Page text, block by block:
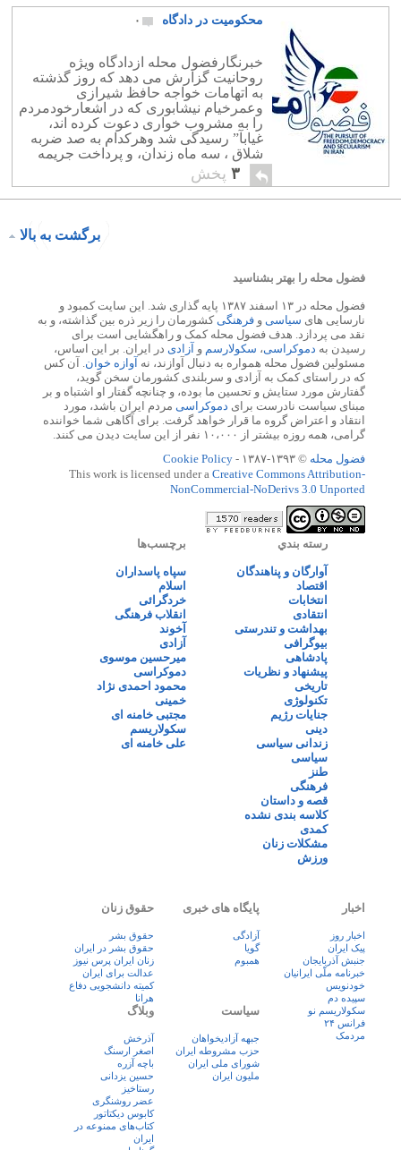
محکومیت در دادگاه ۰
خبرنگارفضول محله ازدادگاه ویژه
روحانیت گزارش می دهد که روز گذشته
به اتهامات خواجه حافظ شیرازی
وعمرخیام نیشابوری که در اشعارخودمردم
را به مشروب خواری دعوت کرده اند،
غیابآ” رسیدگی شد وهرکدام به صد ضربه
شلاق ، سه ماه زندان، و پرداخت جریمه
نقدی دوشتر محکوم شدند.
۳ پخش
برگشت به بالا
فضول محله را بهتر بشناسید
فضول محله در ۱۳ اسفند ۱۳۸۷ پایه گذاری شد. این سایت کمبود و
نارسایی های سیاسی و فرهنگی کشورمان را زیر ذره بین گذاشته، و به
نقد می پردازد. هدف فضول محله کمک و راهگشایی است برای
رسیدن به دموکراسی، سکولارسم و آزادی در ایران. بر این اساس،
مسئولین فضول محله همواره به دنبال آوازند، نه آوازه خوان . آن کس
که در راستای کمک به آزادی و سربلندی کشورمان سخن گوید،
گفتارش مورد ستایش و تحسین ما بوده، و چنانچه گفتار او اشتباه و بر
مبنای سیاست نادرست برای دموکراسی مردم ایران باشد، مورد
انتقاد و اعتراض گروه ما قرار خواهد گرفت. برای آگاهی شما خواننده
گرامی، همه روزه بیشتر از ۱۰،۰۰۰ نفر از این سایت دیدن می کنند.
فضول محله © ۱۳۹۳-۱۳۸۷ -
Cookie Policy
This work is licensed under a Creative Commons Attribution-
NonCommercial-NoDerivs 3.0 Unported
رسته بندي
آوارگان و پناهندگان
اقتصاد
انتخابات
انتقادی
بهداشت و تندرستی
بیوگرافی
پادشاهی
پیشنهاد و نظریات
تاریخی
تکنولوژی
جنایات رژیم
دینی
زندانی سیاسی
سیاسی
طنز
فرهنگی
قصه و داستان
کلاسه بندی نشده
کمدی
مشکلات زنان
ورزش
برچسب‌ها
سپاه پاسداران
اسلام
خردگرائی
انقلاب فرهنگی
آخوند
آزادی
میرحسین موسوی
دموکراسی
محمود احمدی نژاد
خمینی
مجتبی خامنه ای
سکولاریسم
علی خامنه ای
اخبار
اخبار روز
پيک ايران
جنبش آذربایجان
خبرنامه ملّی ایرانیان
خودنویس
سپیده دم
سکولاریسم نو
فرانس ۲۴
مردمک
پایگاه های خبری
آزادگی
گویا
همبوم
حقوق زنان
حقوق بشر
حقوق بشر در ایران
زنان ايران پرس نيوز
عدالت برای ایران
کمیته دانشجویی دفاع
هرانا
سیاست
جبهه آزادیخواهان
حزب مشروطه ایران
شورای ملی ایران
ملیون ایران
وبلاگ
آذرخش
اصغر ارسنگ
باچه آزره
حسین یزدانی
رستاخیز
عضر روشنگری
کابوس دیکتاتور
کتاب‌های ممنوعه در
ایران